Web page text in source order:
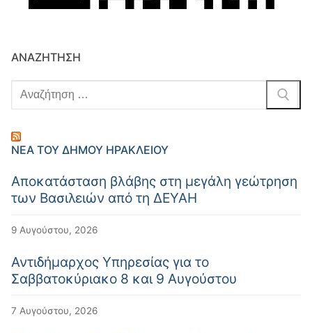
ΑΝΑΖΉΤΗΣΗ
ΝΈΑ ΤΟΥ ΔΉΜΟΥ ΗΡΑΚΛΕΊΟΥ
Αποκατάσταση βλάβης στη μεγάλη γεώτρηση
των Βασιλειών από τη ΔΕΥΑΗ
9 Αυγούστου, 2026
Αντιδήμαρχος Υπηρεσίας για το
Σαββατοκύριακο 8 και 9 Αυγούστου
7 Αυγούστου, 2026